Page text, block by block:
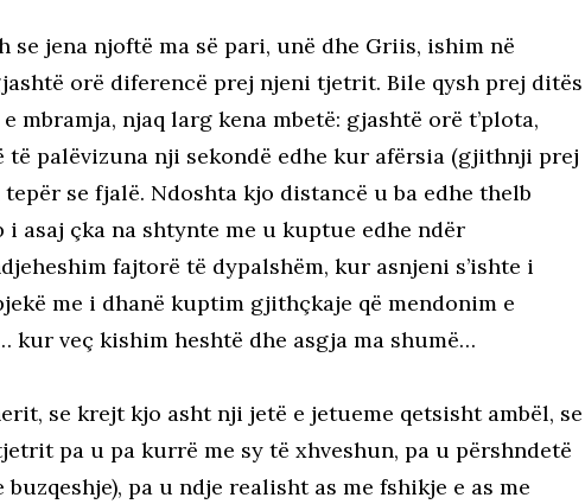
se jena njoftë ma së pari, unë dhe Griis, ishim në
orë diferencë prej njeni tjetrit. Bile qysh prej ditës
mbramja, njaq larg kena mbetë: gjashtë orë t’plota,
të palëvizuna nji sekondë edhe kur afërsia (gjithnji prej
se fjalë. Ndoshta kjo distancë u ba edhe thelb
i asaj çka na shtynte me u kuptue edhe ndër
fajtorë të dypalshëm, kur asnjeni s’ishte i
me i dhanë kuptim gjithçkaje që mendonim e
kur veç kishim heshtë dhe asgja ma shumë…
se krejt kjo asht nji jetë e jetueme qetsisht ambël, se
pa u pa kurrë me sy të xhveshun, pa u përshndetë
pa u ndje realisht as me fshikje e as me